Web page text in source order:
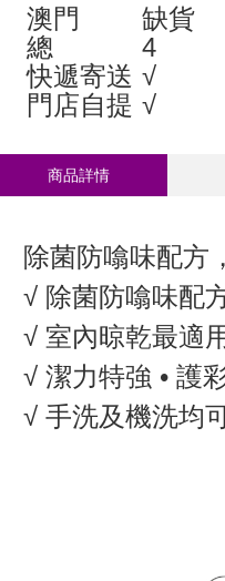
澳門
缺貨
總
4
快遞寄送 √
門店自提 √
商品詳情
除菌防噏味配方
√ 除菌防噏味配
√ 室內晾乾最適
√ 潔力特強 • 護
√ 手洗及機洗均